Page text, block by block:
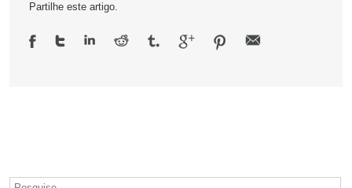
Partilhe este artigo.